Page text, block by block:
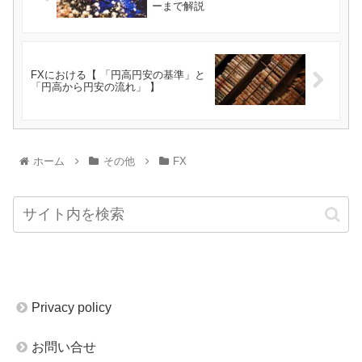
ーまで解説
FXにおける【 「円高円安の基準」と
「円高から円安の流れ」 】
ホーム その他 FX
Privacy policy
お問い合せ